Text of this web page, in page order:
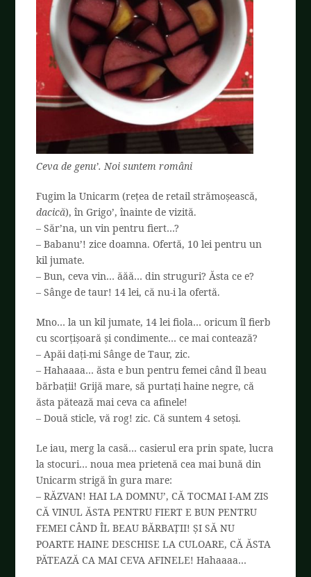
Ceva de genu’. Noi suntem români
Fugim la Unicarm (rețea de retail strămoșească,
dacică), în Grigo’, înainte de vizită.
– Săr’na, un vin pentru fiert…?
– Babanu’! zice doamna. Ofertă, 10 lei pentru un
kil jumate.
– Bun, ceva vin… ăăă… din struguri? Ăsta ce e?
– Sânge de taur! 14 lei, că nu-i la ofertă.
Mno… la un kil jumate, 14 lei fiola… oricum îl fierb
cu scorțișoară și condimente… ce mai contează?
– Apăi dați-mi Sânge de Taur, zic.
– Hahaaaa… ăsta e bun pentru femei când îl beau
bărbații! Grijă mare, să purtați haine negre, că
ăsta pătează mai ceva ca afinele!
– Două sticle, vă rog! zic. Că suntem 4 setoși.
Le iau, merg la casă… casierul era prin spate, lucra
la stocuri… noua mea prietenă cea mai bună din
Unicarm strigă în gura mare:
– RĂZVAN! HAI LA DOMNU’, CĂ TOCMAI I-AM ZIS
CĂ VINUL ĂSTA PENTRU FIERT E BUN PENTRU
FEMEI CÂND ÎL BEAU BĂRBAȚII! ȘI SĂ NU
POARTE HAINE DESCHISE LA CULOARE, CĂ ĂSTA
PĂTEAZĂ CA MAI CEVA AFINELE! Hahaaaa…